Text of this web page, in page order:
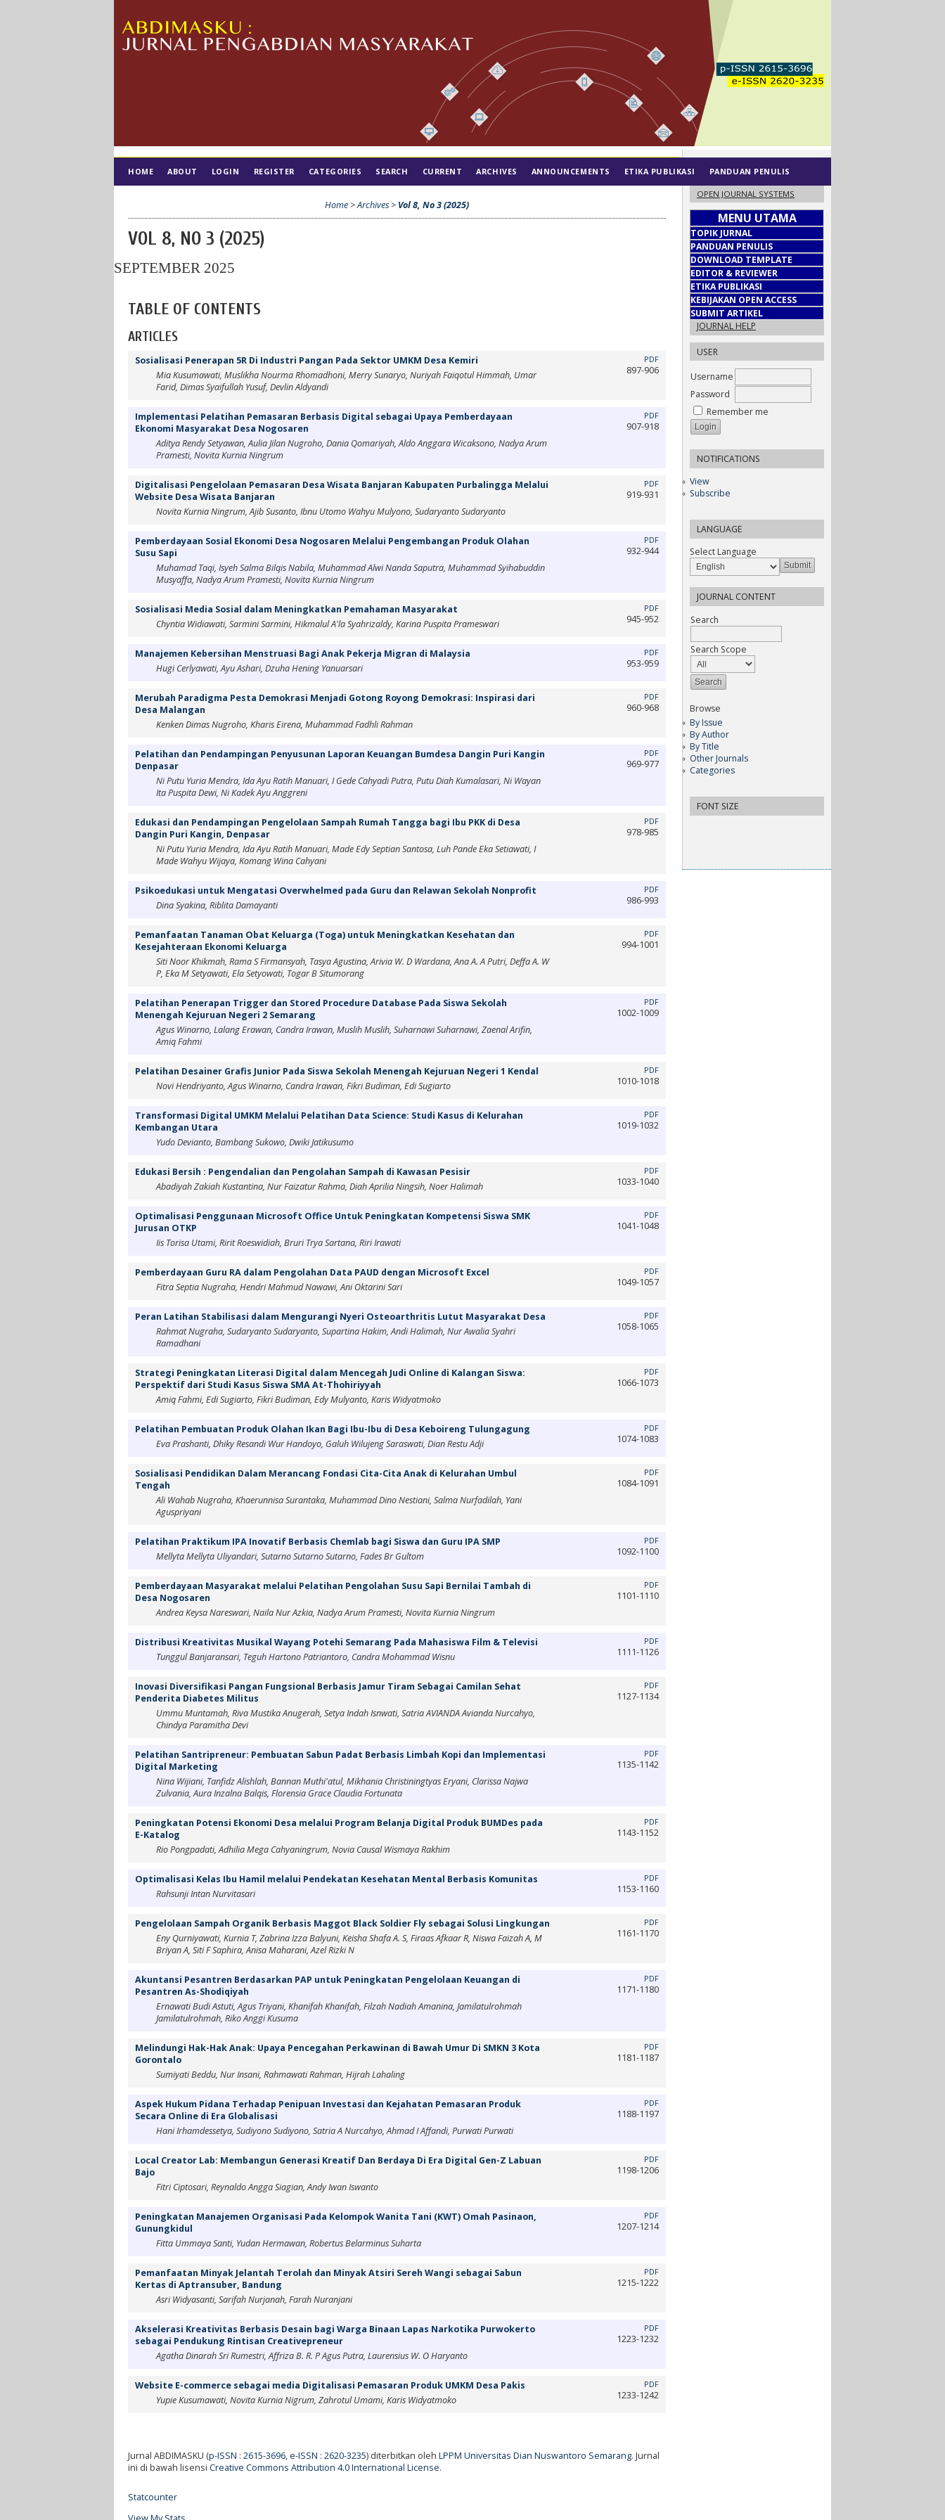
OPEN JOURNAL SYSTEMS
MENU UTAMA
TOPIK JURNAL
PANDUAN PENULIS
DOWNLOAD TEMPLATE
EDITOR & REVIEWER
ETIKA PUBLIKASI
KEBIJAKAN OPEN ACCESS
SUBMIT ARTIKEL
JOURNAL HELP
USER
Username
Password
Remember me
NOTIFICATIONS
View
Subscribe
LANGUAGE
Select Language
JOURNAL CONTENT
Search
Search Scope
Browse
By Issue
By Author
By Title
Other Journals
Categories
FONT SIZE
HOME ABOUT LOGIN REGISTER CATEGORIES SEARCH CURRENT ARCHIVES ANNOUNCEMENTS ETIKA PUBLIKASI PANDUAN PENULIS
Home >Archives > Vol 8, No 3 (2025)
VOL 8, NO 3 (2025)
SEPTEMBER 2025
TABLE OF CONTENTS
ARTICLES
Sosialisasi Penerapan 5R Di Industri Pangan Pada Sektor UMKM Desa Kemiri
Mia Kusumawati, Muslikha Nourma Rhomadhoni, Merry Sunaryo, Nuriyah Faiqotul Himmah, Umar
Farid, Dimas Syaifullah Yusuf, Devlin Aldyandi
PDF
897-906
Implementasi Pelatihan Pemasaran Berbasis Digital sebagai Upaya Pemberdayaan
Ekonomi Masyarakat Desa Nogosaren
Aditya Rendy Setyawan, Aulia Jilan Nugroho, Dania Qomariyah, Aldo Anggara Wicaksono, Nadya Arum
Pramesti, Novita Kurnia Ningrum
PDF
907-918
Digitalisasi Pengelolaan Pemasaran Desa Wisata Banjaran Kabupaten Purbalingga Melalui
Website Desa Wisata Banjaran
Novita Kurnia Ningrum, Ajib Susanto, Ibnu Utomo Wahyu Mulyono, Sudaryanto Sudaryanto
PDF
919-931
Pemberdayaan Sosial Ekonomi Desa Nogosaren Melalui Pengembangan Produk Olahan
Susu Sapi
Muhamad Taqi, Isyeh Salma Bilqis Nabila, Muhammad Alwi Nanda Saputra, Muhammad Syihabuddin
Musyaffa, Nadya Arum Pramesti, Novita Kurnia Ningrum
PDF
932-944
Sosialisasi Media Sosial dalam Meningkatkan Pemahaman Masyarakat
Chyntia Widiawati, Sarmini Sarmini, Hikmalul A'la Syahrizaldy, Karina Puspita Prameswari
PDF
945-952
Manajemen Kebersihan Menstruasi Bagi Anak Pekerja Migran di Malaysia
Hugi Cerlyawati, Ayu Ashari, Dzuha Hening Yanuarsari
PDF
953-959
Merubah Paradigma Pesta Demokrasi Menjadi Gotong Royong Demokrasi: Inspirasi dari
Desa Malangan
Kenken Dimas Nugroho, Kharis Eirena, Muhammad Fadhli Rahman
PDF
960-968
Pelatihan dan Pendampingan Penyusunan Laporan Keuangan Bumdesa Dangin Puri Kangin
Denpasar
Ni Putu Yuria Mendra, Ida Ayu Ratih Manuari, I Gede Cahyadi Putra, Putu Diah Kumalasari, Ni Wayan
Ita Puspita Dewi, Ni Kadek Ayu Anggreni
PDF
969-977
Edukasi dan Pendampingan Pengelolaan Sampah Rumah Tangga bagi Ibu PKK di Desa
Dangin Puri Kangin, Denpasar
Ni Putu Yuria Mendra, Ida Ayu Ratih Manuari, Made Edy Septian Santosa, Luh Pande Eka Setiawati, I
Made Wahyu Wijaya, Komang Wina Cahyani
PDF
978-985
Psikoedukasi untuk Mengatasi Overwhelmed pada Guru dan Relawan Sekolah Nonprofit
Dina Syakina, Riblita Damayanti
PDF
986-993
Pemanfaatan Tanaman Obat Keluarga (Toga) untuk Meningkatkan Kesehatan dan
Kesejahteraan Ekonomi Keluarga
Siti Noor Khikmah, Rama S Firmansyah, Tasya Agustina, Arivia W. D Wardana, Ana A. A Putri, Deffa A. W
P, Eka M Setyawati, Ela Setyowati, Togar B Situmorang
PDF
994-1001
Pelatihan Penerapan Trigger dan Stored Procedure Database Pada Siswa Sekolah
Menengah Kejuruan Negeri 2 Semarang
Agus Winarno, Lalang Erawan, Candra Irawan, Muslih Muslih, Suharnawi Suharnawi, Zaenal Arifin,
Amiq Fahmi
PDF
1002-1009
Pelatihan Desainer Grafis Junior Pada Siswa Sekolah Menengah Kejuruan Negeri 1 Kendal
Novi Hendriyanto, Agus Winarno, Candra Irawan, Fikri Budiman, Edi Sugiarto
PDF
1010-1018
Transformasi Digital UMKM Melalui Pelatihan Data Science: Studi Kasus di Kelurahan
Kembangan Utara
Yudo Devianto, Bambang Sukowo, Dwiki Jatikusumo
PDF
1019-1032
Edukasi Bersih : Pengendalian dan Pengolahan Sampah di Kawasan Pesisir
Abadiyah Zakiah Kustantina, Nur Faizatur Rahma, Diah Aprilia Ningsih, Noer Halimah
PDF
1033-1040
Optimalisasi Penggunaan Microsoft Office Untuk Peningkatan Kompetensi Siswa SMK
Jurusan OTKP
Iis Torisa Utami, Ririt Roeswidiah, Bruri Trya Sartana, Riri Irawati
PDF
1041-1048
Pemberdayaan Guru RA dalam Pengolahan Data PAUD dengan Microsoft Excel
Fitra Septia Nugraha, Hendri Mahmud Nawawi, Ani Oktarini Sari
PDF
1049-1057
Peran Latihan Stabilisasi dalam Mengurangi Nyeri Osteoarthritis Lutut Masyarakat Desa
Rahmat Nugraha, Sudaryanto Sudaryanto, Supartina Hakim, Andi Halimah, Nur Awalia Syahri
Ramadhani
PDF
1058-1065
Strategi Peningkatan Literasi Digital dalam Mencegah Judi Online di Kalangan Siswa:
Perspektif dari Studi Kasus Siswa SMA At-Thohiriyyah
Amiq Fahmi, Edi Sugiarto, Fikri Budiman, Edy Mulyanto, Karis Widyatmoko
PDF
1066-1073
Pelatihan Pembuatan Produk Olahan Ikan Bagi Ibu-Ibu di Desa Keboireng Tulungagung
Eva Prashanti, Dhiky Resandi Wur Handoyo, Galuh Wilujeng Saraswati, Dian Restu Adji
PDF
1074-1083
Sosialisasi Pendidikan Dalam Merancang Fondasi Cita-Cita Anak di Kelurahan Umbul
Tengah
Ali Wahab Nugraha, Khaerunnisa Surantaka, Muhammad Dino Nestiani, Salma Nurfadilah, Yani
Aguspriyani
PDF
1084-1091
Pelatihan Praktikum IPA Inovatif Berbasis Chemlab bagi Siswa dan Guru IPA SMP
Mellyta Mellyta Uliyandari, Sutarno Sutarno Sutarno, Fades Br Gultom
PDF
1092-1100
Pemberdayaan Masyarakat melalui Pelatihan Pengolahan Susu Sapi Bernilai Tambah di
Desa Nogosaren
Andrea Keysa Nareswari, Naila Nur Azkia, Nadya Arum Pramesti, Novita Kurnia Ningrum
PDF
1101-1110
Distribusi Kreativitas Musikal Wayang Potehi Semarang Pada Mahasiswa Film & Televisi
Tunggul Banjaransari, Teguh Hartono Patriantoro, Candra Mohammad Wisnu
PDF
1111-1126
Inovasi Diversifikasi Pangan Fungsional Berbasis Jamur Tiram Sebagai Camilan Sehat
Penderita Diabetes Militus
Ummu Muntamah, Riva Mustika Anugerah, Setya Indah Isnwati, Satria AVIANDA Avianda Nurcahyo,
Chindya Paramitha Devi
PDF
1127-1134
Pelatihan Santripreneur: Pembuatan Sabun Padat Berbasis Limbah Kopi dan Implementasi
Digital Marketing
Nina Wijiani, Tanfidz Alishlah, Bannan Muthi'atul, Mikhania Christiningtyas Eryani, Clarissa Najwa
Zulvania, Aura Inzalna Balqis, Florensia Grace Claudia Fortunata
PDF
1135-1142
Peningkatan Potensi Ekonomi Desa melalui Program Belanja Digital Produk BUMDes pada
E-Katalog
Rio Pongpadati, Adhilia Mega Cahyaningrum, Novia Causal Wismaya Rakhim
PDF
1143-1152
Optimalisasi Kelas Ibu Hamil melalui Pendekatan Kesehatan Mental Berbasis Komunitas
Rahsunji Intan Nurvitasari
PDF
1153-1160
Pengelolaan Sampah Organik Berbasis Maggot Black Soldier Fly sebagai Solusi Lingkungan
Eny Qurniyawati, Kurnia T, Zabrina Izza Balyuni, Keisha Shafa A. S, Firaas Afkaar R, Niswa Faizah A, M
Briyan A, Siti F Saphira, Anisa Maharani, Azel Rizki N
PDF
1161-1170
Akuntansi Pesantren Berdasarkan PAP untuk Peningkatan Pengelolaan Keuangan di
Pesantren As-Shodiqiyah
Ernawati Budi Astuti, Agus Triyani, Khanifah Khanifah, Filzah Nadiah Amanina, Jamilatulrohmah
Jamilatulrohmah, Riko Anggi Kusuma
PDF
1171-1180
Melindungi Hak-Hak Anak: Upaya Pencegahan Perkawinan di Bawah Umur Di SMKN 3 Kota
Gorontalo
Sumiyati Beddu, Nur Insani, Rahmawati Rahman, Hijrah Lahaling
PDF
1181-1187
Aspek Hukum Pidana Terhadap Penipuan Investasi dan Kejahatan Pemasaran Produk
Secara Online di Era Globalisasi
Hani Irhamdessetya, Sudiyono Sudiyono, Satria A Nurcahyo, Ahmad I Affandi, Purwati Purwati
PDF
1188-1197
Local Creator Lab: Membangun Generasi Kreatif Dan Berdaya Di Era Digital Gen-Z Labuan
Bajo
Fitri Ciptosari, Reynaldo Angga Siagian, Andy Iwan Iswanto
PDF
1198-1206
Peningkatan Manajemen Organisasi Pada Kelompok Wanita Tani (KWT) Omah Pasinaon,
Gunungkidul
Fitta Ummaya Santi, Yudan Hermawan, Robertus Belarminus Suharta
PDF
1207-1214
Pemanfaatan Minyak Jelantah Terolah dan Minyak Atsiri Sereh Wangi sebagai Sabun
Kertas di Aptransuber, Bandung
Asri Widyasanti, Sarifah Nurjanah, Farah Nuranjani
PDF
1215-1222
Akselerasi Kreativitas Berbasis Desain bagi Warga Binaan Lapas Narkotika Purwokerto
sebagai Pendukung Rintisan Creativepreneur
Agatha Dinarah Sri Rumestri, Affriza B. R. P Agus Putra, Laurensius W. O Haryanto
PDF
1223-1232
Website E-commerce sebagai media Digitalisasi Pemasaran Produk UMKM Desa Pakis
Yupie Kusumawati, Novita Kurnia Nigrum, Zahrotul Umami, Karis Widyatmoko
PDF
1233-1242
Jurnal ABDIMASKU (p-ISSN : 2615-3696,e-ISSN : 2620-3235) diterbitkan oleh LPPM Universitas Dian Nuswantoro Semarang. Jurnal
ini di bawah lisensi Creative Commons Attribution 4.0 International License.
Statcounter